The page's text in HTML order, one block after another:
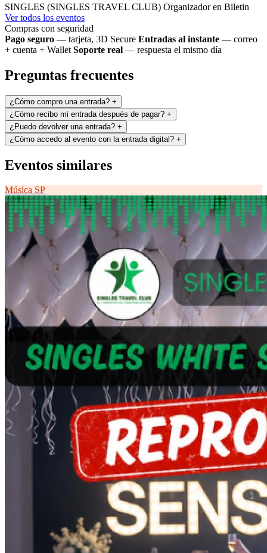
SINGLES (SINGLES TRAVEL CLUB) Organizador en Biletin
Ver todos los eventos
Compras con seguridad
Pago seguro — tarjeta, 3D Secure Entradas al instante — correo
+ cuenta + Wallet Soporte real — respuesta el mismo día
Preguntas frecuentes
¿Cómo compro una entrada? +
¿Cómo recibo mi entrada después de pagar? +
¿Puedo devolver una entrada? +
¿Cómo accedo al evento con la entrada digital? +
Eventos similares
Música SP